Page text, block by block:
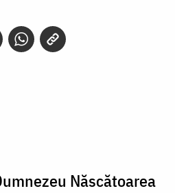
Născătoarea